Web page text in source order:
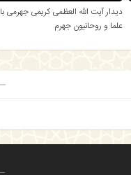
دیدار آیت الله العظمی کریمی جهرمی با
علما و روحانیون جهرم